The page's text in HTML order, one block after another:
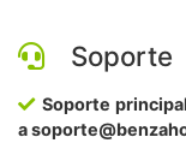
Soporte
Soporte
a